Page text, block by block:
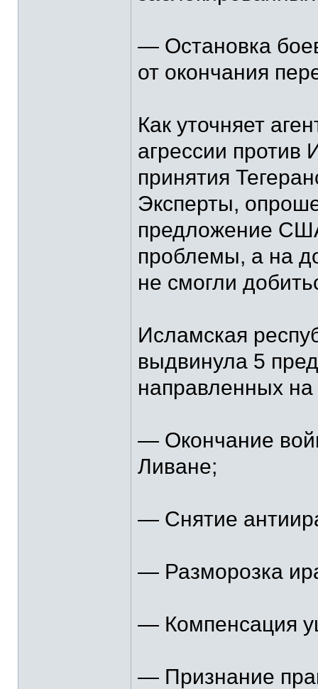
— Остановка
от окончания
Как уточняет
агрессии против
принятия
Эксперты,
предложение
проблемы, а на
не смогли
Исламская
выдвинула 5
направленных на
— Окончание
Ливане;
— Снятие
— Разморозка
— Компенсация
— Признание